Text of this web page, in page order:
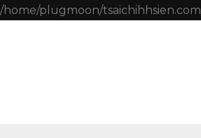
/home/plugmoon/